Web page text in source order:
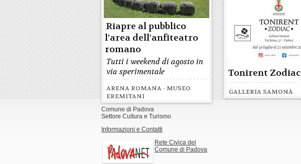
Tonirent Zodiac
GALLERIA SAMONÀ
Riapre al pubblico
l'area dell'anfiteatro
romano
Tutti i weekend di agosto in
via sperimentale
ARENA ROMANA - MUSEO
EREMITANI
Comune di Padova
Settore Cultura e Turismo
Informazioni e Contatti
Rete Civica del
Comune di Padova